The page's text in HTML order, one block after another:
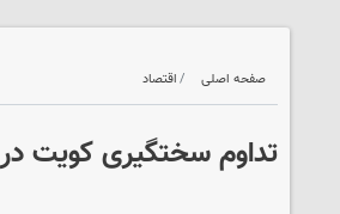
صفحه اصلی اقتصاد
تداوم سختگیری کویت در